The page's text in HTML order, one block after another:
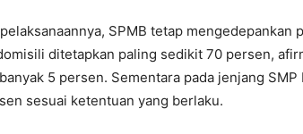
SPMB tetap mengedepankan
ditetapkan paling sedikit 70 persen,
5 persen. Sementara pada jenjang
sesuai ketentuan yang berlaku.